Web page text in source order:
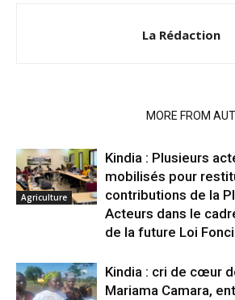
La Rédaction
MORE FROM
Agriculture
Kindia : Plusieurs
mobilisés pour
contributions de la
Acteurs dans le
de la future Loi
Kindia : cri de cœur
Mariama Camara,